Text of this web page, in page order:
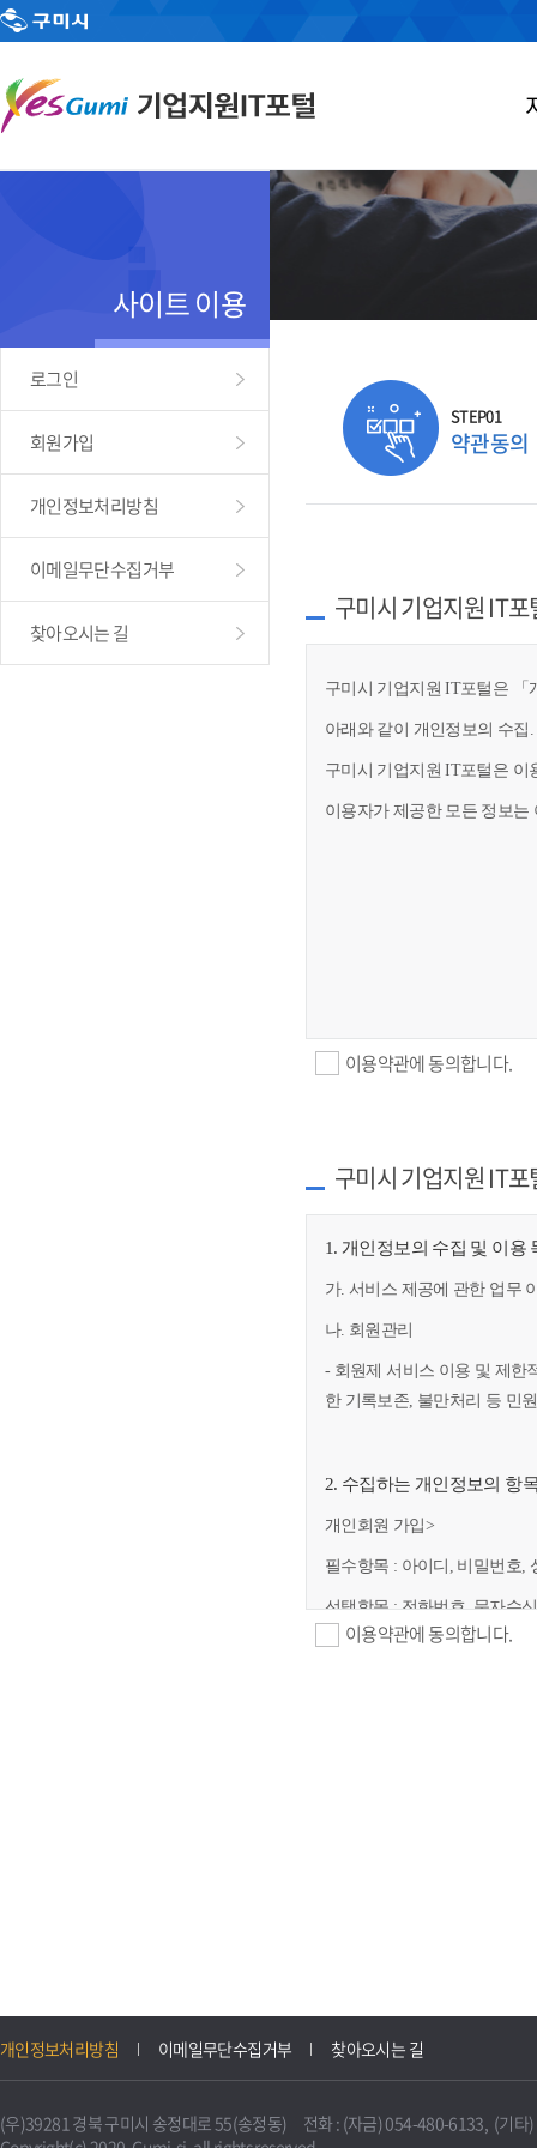
사이트 이용
로그인
회원가입
개인정보처리방침
이메일무단수집거부
찾아오시는 길
STEP01
약관동의
구미시 기업지원 IT
구미시 기업지원 IT포털은 「
아래와 같이 개인정보의 수집
구미시 기업지원 IT포털은 이
이용자가 제공한 모든 정보
이용약관에 동의합니다.
구미시 기업지원 IT
1. 개인정보의 수집 및 이용
가. 서비스 제공에 관한 업무
나. 회원관리
- 회원제 서비스 이용 및 제한
한 기록보존, 불만처리 등 민
2. 수집하는 개인정보의 항
개인회원 가입>
필수항목 : 아이디, 비밀번호,
선택항목 : 전화번호, 문자수
니다.
불필요하게 되었을 때에는
이용약관에 동의합니다.
개인정보처리방침 이메일무단수집거부 찾아오시는 길
(우)39281 경북 구미시 송정대로 55(송정동) 전화 : (자금) 054-480-6133, (기타